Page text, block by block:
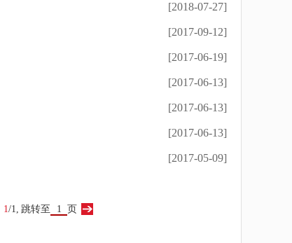
[2018-07-27]
[2017-09-12]
[2017-06-19]
[2017-06-13]
[2017-06-13]
[2017-06-13]
[2017-05-09]
1/1, 跳转至 页